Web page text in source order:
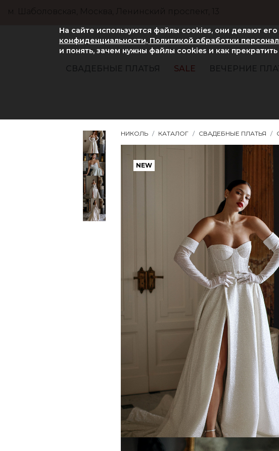
м. Шаболовская, Москва, Ленинский проспект, 13
СВАДЕБНЫЕ ПЛАТЬЯ SALE ВЕЧЕРНИЕ
НИКОЛЬ КАТАЛОГ СВАДЕБНЫЕ ПЛАТЬЯ
NEW
NEW
NEW
NEW
На сайте используются файлы cookies, они делают
конфиденциальности, Политикой обработки
и понять, зачем нужны файлы сookies и как